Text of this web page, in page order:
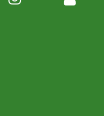
paysan